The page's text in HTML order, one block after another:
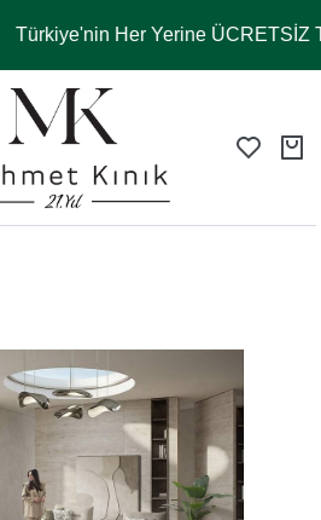
Türkiye'nin Her Yerine ÜCRETSİZ